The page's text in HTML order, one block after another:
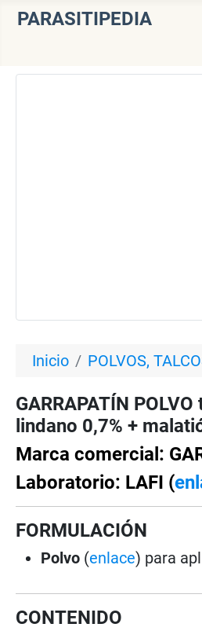
PARASITIPEDIA
Inicio POLVOS,
GARRAPATÍN
lindano 0,7% +
Marca comercial:
Laboratorio: LAFI (
FORMULACIÓN
Polvo (enlace) para
CONTENIDO